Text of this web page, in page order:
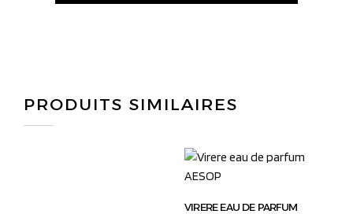
PRODUITS SIMILAIRES
VIRERE EAU DE PARFUM